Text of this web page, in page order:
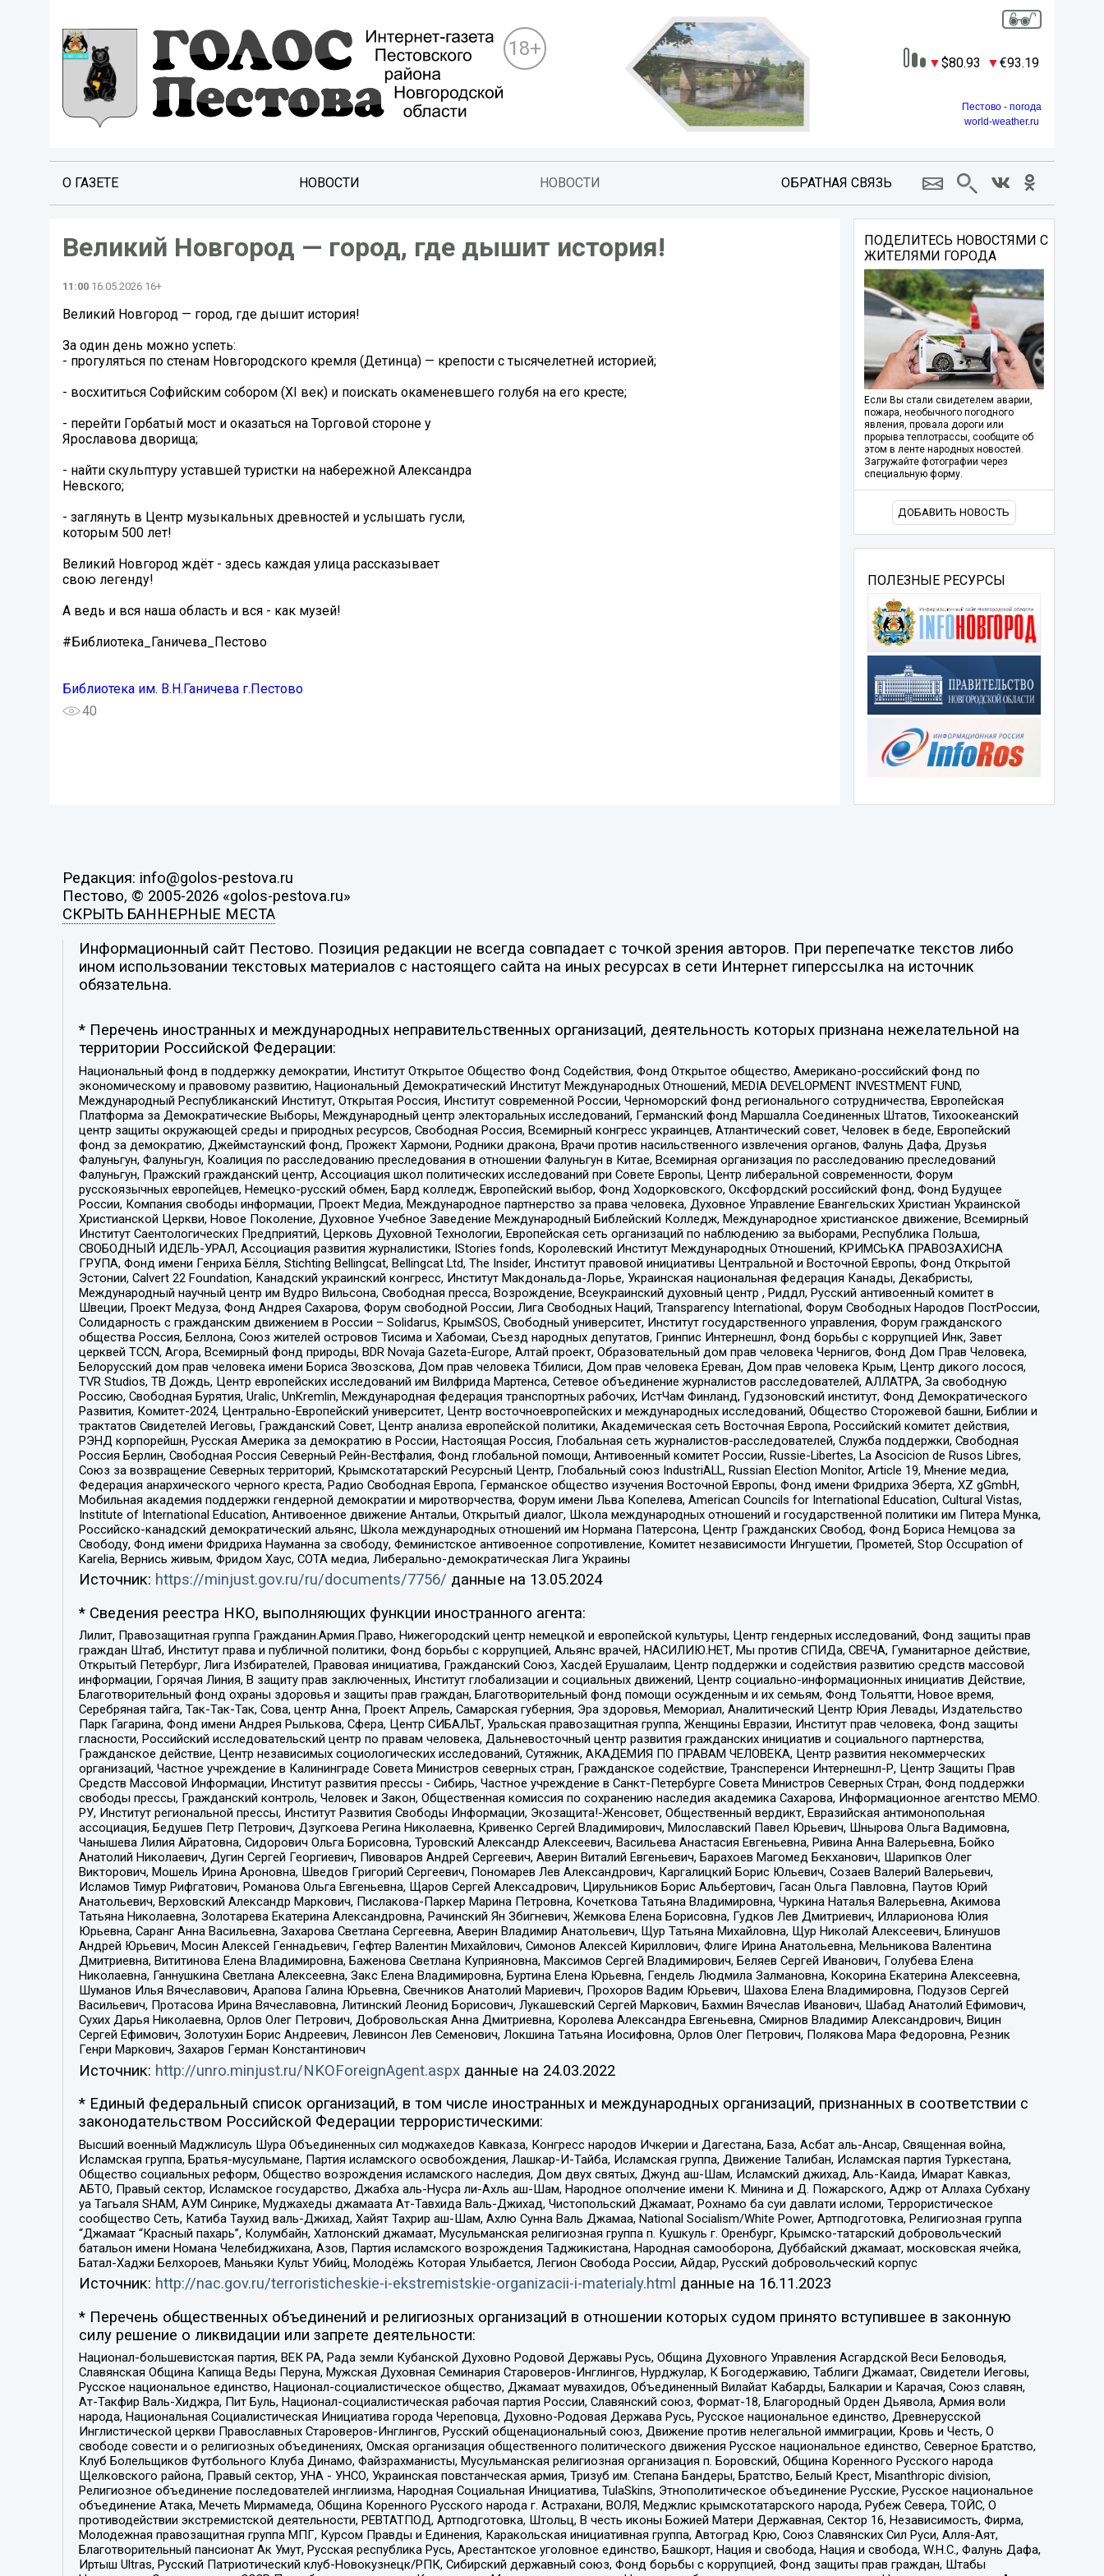
18+
80.93 93.19
Пестово - погода
world-weather.ru
О ГАЗЕТЕ НОВОСТИ НОВОСТИ ОБРАТНАЯ СВЯЗЬ
Великий Новгород — город, где дышит история!
11:00 16.05.2026 16+
Великий Новгород — город, где дышит история!
За один день можно успеть:
- прогуляться по стенам Новгородского кремля (Детинца) — крепости с тысячелетней историей;
- восхититься Софийским собором (XI век) и поискать окаменевшего голубя на его кресте;
- перейти Горбатый мост и оказаться на Торговой стороне у
Ярославова дворища;
- найти скульптуру уставшей туристки на набережной Александра
Невского;
- заглянуть в Центр музыкальных древностей и услышать гусли,
которым 500 лет!
Великий Новгород ждёт - здесь каждая улица рассказывает
свою легенду!
А ведь и вся наша область и вся - как музей!
#Библиотека_Ганичева_Пестово
Библиотека им. В.Н.Ганичева г.Пестово
40
ПОДЕЛИТЕСЬ НОВОСТЯМИ С
ЖИТЕЛЯМИ ГОРОДА
Если Вы стали свидетелем аварии,
пожара, необычного погодного
явления, провала дороги или
прорыва теплотрассы, сообщите об
этом в ленте народных новостей.
Загружайте фотографии через
специальную форму.
ДОБАВИТЬ НОВОСТЬ
ПОЛЕЗНЫЕ РЕСУРСЫ
Редакция: info@golos-pestova.ru
Пестово, © 2005-2026 «golos-pestova.ru»
СКРЫТЬ БАННЕРНЫЕ МЕСТА
Информационный сайт Пестово. Позиция редакции не всегда совпадает с точкой зрения авторов. При перепечатке текстов либо
ином использовании текстовых материалов с настоящего сайта на иных ресурсах в сети Интернет гиперссылка на источник
обязательна.
* Перечень иностранных и международных неправительственных организаций, деятельность которых признана нежелательной на
территории Российской Федерации:
Национальный фонд в поддержку демократии, Институт Открытое Общество Фонд Содействия, Фонд Открытое общество, Американо-российский фонд по
экономическому и правовому развитию, Национальный Демократический Институт Международных Отношений, MEDIA DEVELOPMENT INVESTMENT FUND,
Международный Республиканский Институт, Открытая Россия, Институт современной России, Черноморский фонд регионального сотрудничества, Европейская
Платформа за Демократические Выборы, Международный центр электоральных исследований, Германский фонд Маршалла Соединенных Штатов, Тихоокеанский
центр защиты окружающей среды и природных ресурсов, Свободная Россия, Всемирный конгресс украинцев, Атлантический совет, Человек в беде, Европейский
фонд за демократию, Джеймстаунский фонд, Прожект Хармони, Родники дракона, Врачи против насильственного извлечения органов, Фалунь Дафа, Друзья
Фалуньгун, Фалуньгун, Коалиция по расследованию преследования в отношении Фалуньгун в Китае, Всемирная организация по расследованию преследований
Фалуньгун, Пражский гражданский центр, Ассоциация школ политических исследований при Совете Европы, Центр либеральной современности, Форум
русскоязычных европейцев, Немецко-русский обмен, Бард колледж, Европейский выбор, Фонд Ходорковского, Оксфордский российский фонд, Фонд Будущее
России, Компания свободы информации, Проект Медиа, Международное партнерство за права человека, Духовное Управление Евангельских Христиан Украинской
Христианской Церкви, Новое Поколение, Духовное Учебное Заведение Международный Библейский Колледж, Международное христианское движение, Всемирный
Институт Саентологических Предприятий, Церковь Духовной Технологии, Европейская сеть организаций по наблюдению за выборами, Республика Польша,
СВОБОДНЫЙ ИДЕЛЬ-УРАЛ, Ассоциация развития журналистики, IStories fonds, Королевский Институт Международных Отношений, КРИМСЬКА ПРАВОЗАХИСНА
ГРУПА, Фонд имени Генриха Бёлля, Stichting Bellingcat, Bellingcat Ltd, The Insider, Институт правовой инициативы Центральной и Восточной Европы, Фонд Открытой
Эстонии, Calvert 22 Foundation, Канадский украинский конгресс, Институт Макдональда-Лорье, Украинская национальная федерация Канады, Декабристы,
Международный научный центр им Вудро Вильсона, Свободная пресса, Возрождение, Всеукраинский духовный центр , Риддл, Русский антивоенный комитет в
Швеции, Проект Медуза, Фонд Андрея Сахарова, Форум свободной России, Лига Свободных Наций, Transparеncy International, Форум Свободных Народов ПостРоссии,
Солидарность с гражданским движением в России – Solidarus, КрымSOS, Свободный университет, Институт государственного управления, Форум гражданского
общества Россия, Беллона, Союз жителей островов Тисима и Хабомаи, Съезд народных депутатов, Гринпис Интернешнл, Фонд борьбы с коррупцией Инк, Завет
церквей TCCN, Агора, Всемирный фонд природы, BDR Novaja Gazeta-Europe, Алтай проект, Образовательный дом прав человека Чернигов, Фонд Дом Прав Человека,
Белорусский дом прав человека имени Бориса Звозскова, Дом прав человека Тбилиси, Дом прав человека Ереван, Дом прав человека Крым, Центр дикого лосося,
TVR Studios, ТВ Дождь, Центр европейских исследований им Вилфрида Мартенса, Сетевое объединение журналистов расследователей, АЛЛАТРА, За свободную
Россию, Свободная Бурятия, Uralic, UnKremlin, Международная федерация транспортных рабочих, ИстЧам Финланд, Гудзоновский институт, Фонд Демократического
Развития, Комитет-2024, Центрально-Европейский университет, Центр восточноевропейских и международных исследований, Общество Сторожевой башни, Библии и
трактатов Свидетелей Иеговы, Гражданский Совет, Центр анализа европейской политики, Академическая сеть Восточная Европа, Российский комитет действия,
РЭНД корпорейшн, Русская Америка за демократию в России, Настоящая Россия, Глобальная сеть журналистов-расследователей, Служба поддержки, Свободная
Россия Берлин, Свободная Россия Северный Рейн-Вестфалия, Фонд глобальной помощи, Антивоенный комитет России, Russie-Libertes, La Asocicion de Rusos Libres,
Союз за возвращение Северных территорий, Крымскотатарский Ресурсный Центр, Глобальный союз IndustriALL, Russian Election Monitor, Article 19, Мнение медиа,
Федерация анархического черного креста, Радио Свободная Европа, Германское общество изучения Восточной Европы, Фонд имени Фридриха Эберта, XZ gGmbH,
Мобильная академия поддержки гендерной демократии и миротворчества, Форум имени Льва Копелева, American Councils for International Education, Cultural Vistas,
Institute of International Education, Антивоенное движение Антальи, Открытый диалог, Школа международных отношений и государственной политики им Питера Мунка,
Российско-канадский демократический альянс, Школа международных отношений им Нормана Патерсона, Центр Гражданских Свобод, Фонд Бориса Немцова за
Свободу, Фонд имени Фридриха Науманна за свободу, Феминистское антивоенное сопротивление, Комитет независимости Ингушетии, Прометей, Stop Occupation of
Karelia, Вернись живым, Фридом Хаус, СОТА медиа, Либерально-демократическая Лига Украины
Источник: https://minjust.gov.ru/ru/documents/7756/ данные на 13.05.2024
* Сведения реестра НКО, выполняющих функции иностранного агента:
Лилит, Правозащитная группа Гражданин.Армия.Право, Нижегородский центр немецкой и европейской культуры, Центр гендерных исследований, Фонд защиты прав
граждан Штаб, Институт права и публичной политики, Фонд борьбы с коррупцией, Альянс врачей, НАСИЛИЮ.НЕТ, Мы против СПИДа, СВЕЧА, Гуманитарное действие,
Открытый Петербург, Лига Избирателей, Правовая инициатива, Гражданский Союз, Хасдей Ерушалаим, Центр поддержки и содействия развитию средств массовой
информации, Горячая Линия, В защиту прав заключенных, Институт глобализации и социальных движений, Центр социально-информационных инициатив Действие,
Благотворительный фонд охраны здоровья и защиты прав граждан, Благотворительный фонд помощи осужденным и их семьям, Фонд Тольятти, Новое время,
Серебряная тайга, Так-Так-Так, Сова, центр Анна, Проект Апрель, Самарская губерния, Эра здоровья, Мемориал, Аналитический Центр Юрия Левады, Издательство
Парк Гагарина, Фонд имени Андрея Рылькова, Сфера, Центр СИБАЛЬТ, Уральская правозащитная группа, Женщины Евразии, Институт прав человека, Фонд защиты
гласности, Российский исследовательский центр по правам человека, Дальневосточный центр развития гражданских инициатив и социального партнерства,
Гражданское действие, Центр независимых социологических исследований, Сутяжник, АКАДЕМИЯ ПО ПРАВАМ ЧЕЛОВЕКА, Центр развития некоммерческих
организаций, Частное учреждение в Калининграде Совета Министров северных стран, Гражданское содействие, Трансперенси Интернешнл-Р, Центр Защиты Прав
Средств Массовой Информации, Институт развития прессы - Сибирь, Частное учреждение в Санкт-Петербурге Совета Министров Северных Стран, Фонд поддержки
свободы прессы, Гражданский контроль, Человек и Закон, Общественная комиссия по сохранению наследия академика Сахарова, Информационное агентство МЕМО.
РУ, Институт региональной прессы, Институт Развития Свободы Информации, Экозащита!-Женсовет, Общественный вердикт, Евразийская антимонопольная
ассоциация, Бедушев Петр Петрович, Дзугкоева Регина Николаевна, Кривенко Сергей Владимирович, Милославский Павел Юрьевич, Шнырова Ольга Вадимовна,
Чанышева Лилия Айратовна, Сидорович Ольга Борисовна, Туровский Александр Алексеевич, Васильева Анастасия Евгеньевна, Ривина Анна Валерьевна, Бойко
Анатолий Николаевич, Дугин Сергей Георгиевич, Пивоваров Андрей Сергеевич, Аверин Виталий Евгеньевич, Барахоев Магомед Бекханович, Шарипков Олег
Викторович, Мошель Ирина Ароновна, Шведов Григорий Сергеевич, Пономарев Лев Александрович, Каргалицкий Борис Юльевич, Созаев Валерий Валерьевич,
Исламов Тимур Рифгатович, Романова Ольга Евгеньевна, Щаров Сергей Алексадрович, Цирульников Борис Альбертович, Гасан Ольга Павловна, Паутов Юрий
Анатольевич, Верховский Александр Маркович, Пислакова-Паркер Марина Петровна, Кочеткова Татьяна Владимировна, Чуркина Наталья Валерьевна, Акимова
Татьяна Николаевна, Золотарева Екатерина Александровна, Рачинский Ян Збигневич, Жемкова Елена Борисовна, Гудков Лев Дмитриевич, Илларионова Юлия
Юрьевна, Саранг Анна Васильевна, Захарова Светлана Сергеевна, Аверин Владимир Анатольевич, Щур Татьяна Михайловна, Щур Николай Алексеевич, Блинушов
Андрей Юрьевич, Мосин Алексей Геннадьевич, Гефтер Валентин Михайлович, Симонов Алексей Кириллович, Флиге Ирина Анатольевна, Мельникова Валентина
Дмитриевна, Вититинова Елена Владимировна, Баженова Светлана Куприяновна, Максимов Сергей Владимирович, Беляев Сергей Иванович, Голубева Елена
Николаевна, Ганнушкина Светлана Алексеевна, Закс Елена Владимировна, Буртина Елена Юрьевна, Гендель Людмила Залмановна, Кокорина Екатерина Алексеевна,
Шуманов Илья Вячеславович, Арапова Галина Юрьевна, Свечников Анатолий Мариевич, Прохоров Вадим Юрьевич, Шахова Елена Владимировна, Подузов Сергей
Васильевич, Протасова Ирина Вячеславовна, Литинский Леонид Борисович, Лукашевский Сергей Маркович, Бахмин Вячеслав Иванович, Шабад Анатолий Ефимович,
Сухих Дарья Николаевна, Орлов Олег Петрович, Добровольская Анна Дмитриевна, Королева Александра Евгеньевна, Смирнов Владимир Александрович, Вицин
Сергей Ефимович, Золотухин Борис Андреевич, Левинсон Лев Семенович, Локшина Татьяна Иосифовна, Орлов Олег Петрович, Полякова Мара Федоровна, Резник
Генри Маркович, Захаров Герман Константинович
Источник: http://unro.minjust.ru/NKOForeignAgent.aspxданные на 24.03.2022
* Единый федеральный список организаций, в том числе иностранных и международных организаций, признанных в соответствии с
законодательством Российской Федерации террористическими:
Высший военный Маджлисуль Шура Объединенных сил моджахедов Кавказа, Конгресс народов Ичкерии и Дагестана, База, Асбат аль-Ансар, Священная война,
Исламская группа, Братья-мусульмане, Партия исламского освобождения, Лашкар-И-Тайба, Исламская группа, Движение Талибан, Исламская партия Туркестана,
Общество социальных реформ, Общество возрождения исламского наследия, Дом двух святых, Джунд аш-Шам, Исламский джихад, Аль-Каида, Имарат Кавказ,
АБТО, Правый сектор, Исламское государство, Джабха аль-Нусра ли-Ахль аш-Шам, Народное ополчение имени К. Минина и Д. Пожарского, Аджр от Аллаха Субхану
уа Тагьаля SHAM, АУМ Синрике, Муджахеды джамаата Ат-Тавхида Валь-Джихад, Чистопольский Джамаат, Рохнамо ба суи давлати исломи, Террористическое
сообщество Сеть, Катиба Таухид валь-Джихад, Хайят Тахрир аш-Шам, Ахлю Сунна Валь Джамаа, National Socialism/White Power, Артподготовка, Религиозная группа
“Джамаат “Красный пахарь”, Колумбайн, Хатлонский джамаат, Мусульманская религиозная группа п. Кушкуль г. Оренбург, Крымско-татарский добровольческий
батальон имени Номана Челебиджихана, Азов, Партия исламского возрождения Таджикистана, Народная самооборона, Дуббайский джамаат, московская ячейка,
Батал-Хаджи Белхороев, Маньяки Культ Убийц, Молодёжь Которая Улыбается, Легион Свобода России, Айдар, Русский добровольческий корпус
Источник: http://nac.gov.ru/terroristicheskie-i-ekstremistskie-organizacii-i-materialy.html данные на 16.11.2023
* Перечень общественных объединений и религиозных организаций в отношении которых судом принято вступившее в законную
силу решение о ликвидации или запрете деятельности:
Национал-большевистская партия, ВЕК РА, Рада земли Кубанской Духовно Родовой Державы Русь, Община Духовного Управления Асгардской Веси Беловодья,
Славянская Община Капища Веды Перуна, Мужская Духовная Семинария Староверов-Инглингов, Нурджулар, К Богодержавию, Таблиги Джамаат, Свидетели Иеговы,
Русское национальное единство, Национал-социалистическое общество, Джамаат мувахидов, Объединенный Вилайат Кабарды, Балкарии и Карачая, Союз славян,
Ат-Такфир Валь-Хиджра, Пит Буль, Национал-социалистическая рабочая партия России, Славянский союз, Формат-18, Благородный Орден Дьявола, Армия воли
народа, Национальная Социалистическая Инициатива города Череповца, Духовно-Родовая Держава Русь, Русское национальное единство, Древнерусской
Инглистической церкви Православных Староверов-Инглингов, Русский общенациональный союз, Движение против нелегальной иммиграции, Кровь и Честь, О
свободе совести и о религиозных объединениях, Омская организация общественного политического движения Русское национальное единство, Северное Братство,
Клуб Болельщиков Футбольного Клуба Динамо, Файзрахманисты, Мусульманская религиозная организация п. Боровский, Община Коренного Русского народа
Щелковского района, Правый сектор, УНА - УНСО, Украинская повстанческая армия, Тризуб им. Степана Бандеры, Братство, Белый Крест, Misanthropic division,
Религиозное объединение последователей инглиизма, Народная Социальная Инициатива, TulaSkins, Этнополитическое объединение Русские, Русское национальное
объединение Атака, Мечеть Мирмамеда, Община Коренного Русского народа г. Астрахани, ВОЛЯ, Меджлис крымскотатарского народа, Рубеж Севера, ТОЙС, О
противодействии экстремистской деятельности, РЕВТАТПОД, Артподготовка, Штольц, В честь иконы Божией Матери Державная, Сектор 16, Независимость, Фирма,
Молодежная правозащитная группа МПГ, Курсом Правды и Единения, Каракольская инициативная группа, Автоград Крю, Союз Славянских Сил Руси, Алля-Аят,
Благотворительный пансионат Ак Умут, Русская республика Русь, Арестантское уголовное единство, Башкорт, Нация и свобода, Нация и свобода, W.H.С., Фалунь Дафа,
Иртыш Ultras, Русский Патриотический клуб-Новокузнецк/РПК, Сибирский державный союз, Фонд борьбы с коррупцией, Фонд защиты прав граждан, Штабы